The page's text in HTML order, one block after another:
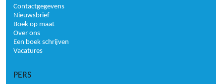
Contactgegevens
Nieuwsbrief
Boek op maat
Over ons
Een boek schrijven
Vacatures
PERS